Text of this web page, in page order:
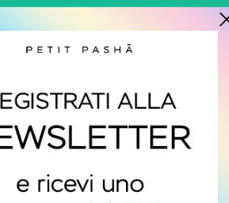
Pull Spalle Strutturate